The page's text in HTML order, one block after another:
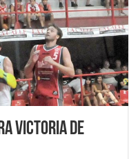
victoria de